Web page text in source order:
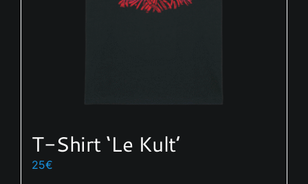
T-Shirt ‘Le Kult’
25€